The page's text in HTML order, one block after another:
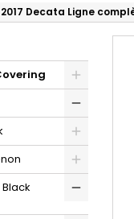
- 2017 Decata Ligne